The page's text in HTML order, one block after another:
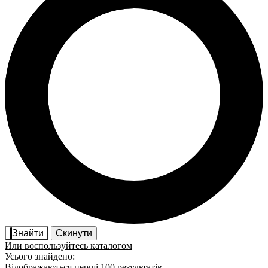
Знайти
Скинути
Или воспользуйтесь каталогом
Усього знайдено: